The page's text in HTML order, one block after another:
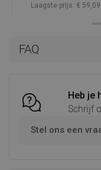
FAQ
Heb je
Schrijf
Stel ons een
Laagste prijs: € 59,09